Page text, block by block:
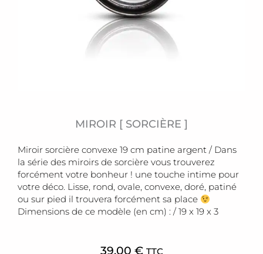
MIROIR [ SORCIÈRE ]
Miroir sorcière convexe 19 cm patine argent / Dans
la série des miroirs de sorcière vous trouverez
forcément votre bonheur ! une touche intime pour
votre déco. Lisse, rond, ovale, convexe, doré, patiné
ou sur pied il trouvera forcément sa place
Dimensions de ce modèle (en cm) : / 19 x 19 x 3
39,00 € TTC